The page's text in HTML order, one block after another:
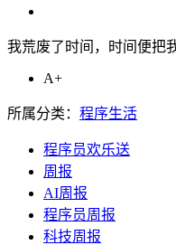
我荒废了时间，时间便把
A+
所属分类： 程序生活
程序员欢乐送
周报
AI周报
程序员周报
科技周报